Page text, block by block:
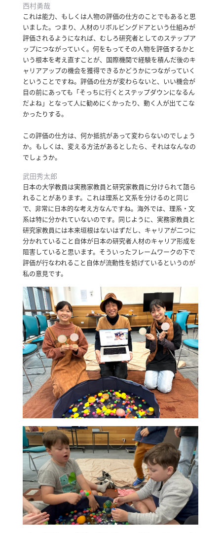
西村勇哉
これは能力、もしくは人物の評価の仕方のことでもあると思
いました。 つまり、人材のリボルビングドアという仕組みが
評価されるようになれば、むしろ研究者としてのステップア
ップにつながっていく。 何をもってその人物を評価するかと
いう根本を考え直すことが、国際機関で経験を積んだ後のキ
ャリアアップの機会を獲得できるかどうかにつながっていく
ということですね。 評価の仕方が変わらないと、いい機会が
目の前にあっても「そっちに行くとステップダウンになるん
だよね」となって人に勧めにくかったり、動く人が出てこな
かったりする。
この評価の仕方は、何か抵抗があって変わらないのでしょう
か。 もしくは、変える方法があるとしたら、それはなんなの
でしょうか。
武田秀太郎
日本の大学教員は実務家教員と研究家教員に分けられて語ら
れることがあります。 これは理系と文系を分けるのと同じ
で、非常に日本的な考え方なんですね。 海外では、理系・文
系は特に分かれていないのです。 同じように、実務家教員と
研究家教員には本来垣根はないはずだし、キャリアが二つに
分かれていること自体が日本の研究者人材のキャリア形成を
阻害していると思います。 そういったフレームワークの下で
評価が行なわれること自体が流動性を妨げているというのが
私の意見です。